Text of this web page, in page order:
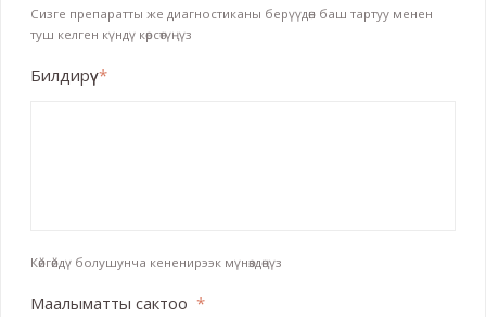
slash
slash
Сизге препаратты же диагностиканы берүүдөн баш тартуу менен
туш келген күндү көрсөтүңүз
Билдирүү *
Көйгөйдү болушунча кененирээк мүнөздөңүз
Маалыматты сактоо *